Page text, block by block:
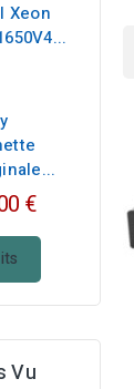
Xeon
€
Vu